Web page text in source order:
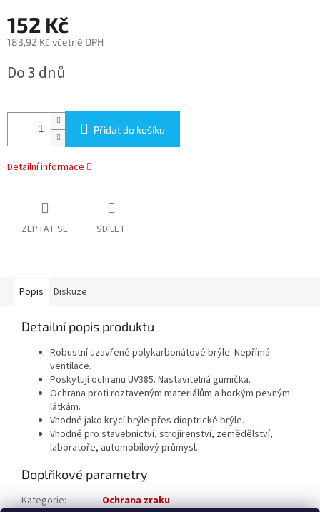
152 Kč
183,92 Kč včetně DPH
cena:
Do 3 dnů
Přidat do košíku
Detailní informace
ZEPTAT SE SDÍLET
Popis Diskuze
Detailní popis produktu
Robustní uzavřené polykarbonátové brýle. Nepřímá
ventilace.
Poskytují ochranu UV385. Nastavitelná gumička.
Ochrana proti roztaveným materiálům a horkým pevným
látkám.
Vhodné jako krycí brýle přes dioptrické brýle.
Vhodné pro stavebnictví, strojírenství, zemědělství,
laboratoře, automobilový průmysl.
Doplňkové parametry
Kategorie:
Ochrana zraku